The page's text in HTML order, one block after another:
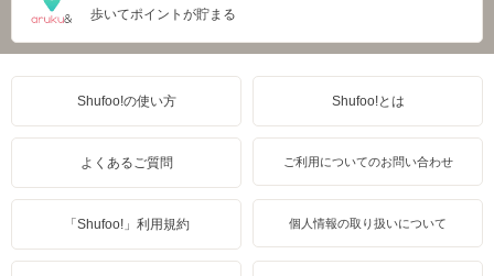
歩いてポイントが貯まる
Shufoo!の使い方 Shufoo!とは
よくあるご質問 ご利用についてのお問い合わせ
「Shufoo!」利用規約 個人情報の取り扱いについて